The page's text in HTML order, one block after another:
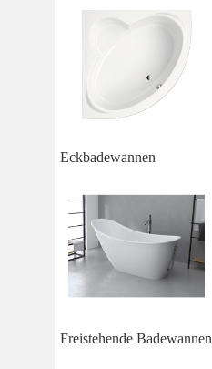
Eckbadewannen
Freistehende Badewannen